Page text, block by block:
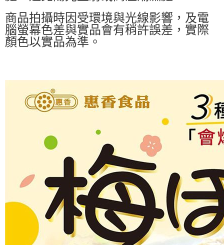
商品拍攝時因受環境與光線影響，及電
腦螢幕色差與實品會有稍許誤差，實際
顏色以實品為準。